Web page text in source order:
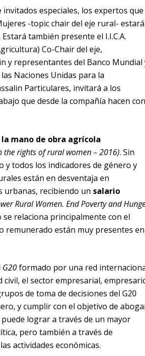
especiales, los expertos que
-topic chair del eje rural- estará
también presente el I.I.C.A.
Co-Chair del eje,
y representantes del Banco Mundial
Naciones Unidas para la
Particulares, invitará a los
que desde la compañía hacen con
mano de obra agrícola
the rights of rural women – 2016). Sin
y todos los indicadores de género y
están en desventaja en
urbanas, recibiendo un salario
Rural Women. End Poverty and
se relaciona principalmente con el
remunerado están muy presentes en
G20formado por una red
civil, el sector empresarial,
de toma de decisiones del G20
y cumplir con el objetivo de
lograr a través de un mayor
pero también a través de
actividades económicas.